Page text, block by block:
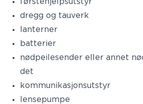
dregg og tauverk
lanterner
batterier
nødpeilesender eller annet
det
kommunikasjonsutstyr
lensepumpe